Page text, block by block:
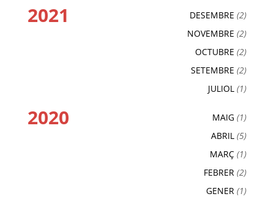
2021 DESEMBRE (2)
NOVEMBRE (2)
OCTUBRE (2)
SETEMBRE (2)
JULIOL (1)
2020 MAIG (1)
ABRIL (5)
MARÇ (1)
FEBRER (2)
GENER (1)